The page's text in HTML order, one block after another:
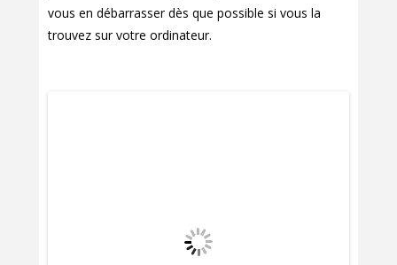
vous en débarrasser dès que possible si vous la
trouvez sur votre ordinateur.